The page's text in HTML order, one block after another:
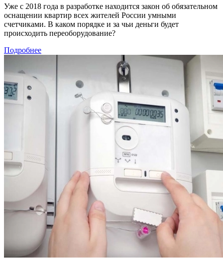
Уже с 2018 года в разработке находится закон об обязательном
оснащении квартир всех жителей России умными
счетчиками. В каком порядке и за чьи деньги будет
происходить переоборудование?
Подробнее